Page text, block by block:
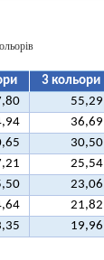
3 кольори
55,29
36,69
30,50
25,54
23,06
21,82
19,96